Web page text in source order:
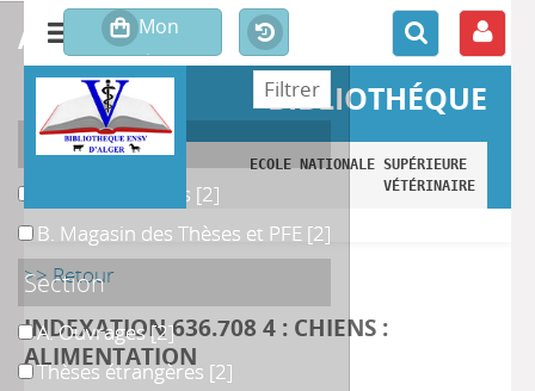
BIBLIOTHÉQUE
ECOLE NATIONALE SUPÉRIEURE
VÉTÉRINAIRE
>> Retour
INDEXATION 636.708 4 : CHIENS :
ALIMENTATION
affiner ou comparer
Localisation
A. Monographies
A. Monographies [2]
B. Magasin des Thèses et PFE
B. Magasin des Thèses et PFE [2]
Section
A. Ouvrages
A. Ouvrages[2]
Thèses étrangères
Thèses étrangères [2]